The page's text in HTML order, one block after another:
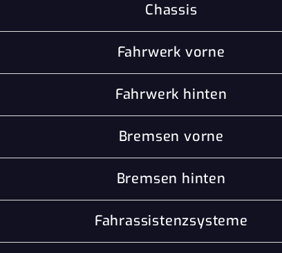
Chassis
Fahrwerk vorne
Fahrwerk hinten
Bremsen vorne
Bremsen hinten
Fahrassistenzsysteme